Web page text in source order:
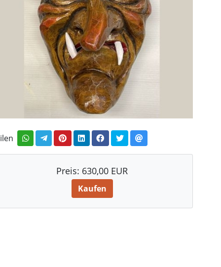
Preis: 630,00 EUR
Kaufen